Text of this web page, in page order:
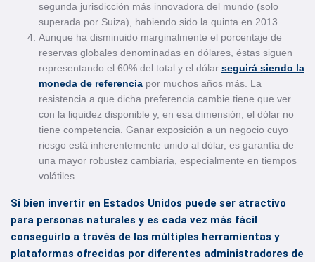
segunda jurisdicción más innovadora del mundo (solo
superada por Suiza), habiendo sido la quinta en 2013.
Aunque ha disminuido marginalmente el porcentaje de
reservas globales denominadas en dólares, éstas siguen
representando el 60% del total y el dólar seguirá siendo la
moneda de referencia por muchos años más. La
resistencia a que dicha preferencia cambie tiene que ver
con la liquidez disponible y, en esa dimensión, el dólar no
tiene competencia. Ganar exposición a un negocio cuyo
riesgo está inherentemente unido al dólar, es garantía de
una mayor robustez cambiaria, especialmente en tiempos
volátiles.
Si bien invertir en Estados Unidos puede ser atractivo
para personas naturales y es cada vez más fácil
conseguirlo a través de las múltiples herramientas y
plataformas ofrecidas por diferentes administradores de